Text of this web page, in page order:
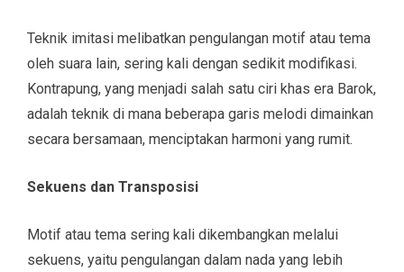
Teknik imitasi melibatkan pengulangan motif atau tema
oleh suara lain, sering kali dengan sedikit modifikasi.
Kontrapung, yang menjadi salah satu ciri khas era Barok,
adalah teknik di mana beberapa garis melodi dimainkan
secara bersamaan, menciptakan harmoni yang rumit.
Sekuens dan Transposisi
Motif atau tema sering kali dikembangkan melalui
sekuens, yaitu pengulangan dalam nada yang lebih